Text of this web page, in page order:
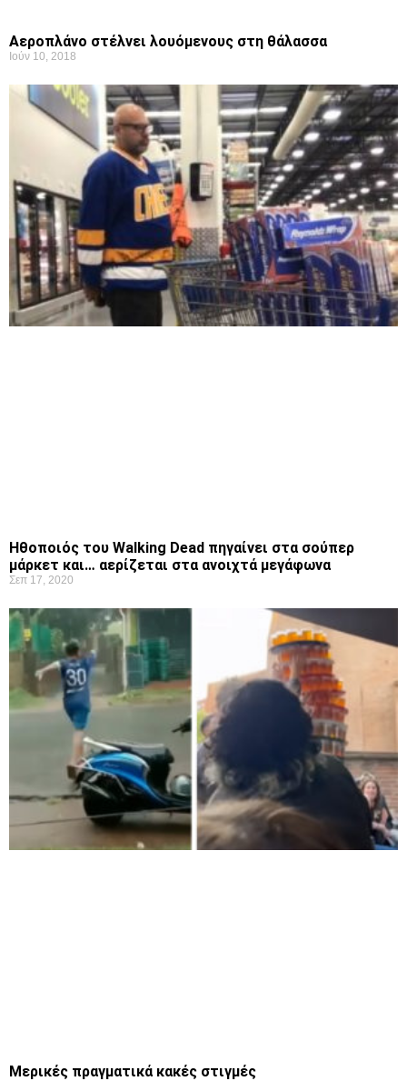
Aεροπλάνο στέλνει λουόμενους στη θάλασσα
Ιούν 10, 2018
Ηθοποιός του Walking Dead πηγαίνει στα σούπερ
μάρκετ και… αερίζεται στα ανοιχτά μεγάφωνα
Σεπ 17, 2020
Μερικές πραγματικά κακές στιγμές